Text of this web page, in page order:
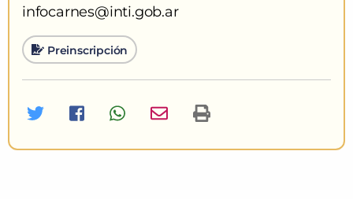
infocarnes@inti.gob.ar
Preinscripción
Twitter FacebookWhatsapp Imprimir curso